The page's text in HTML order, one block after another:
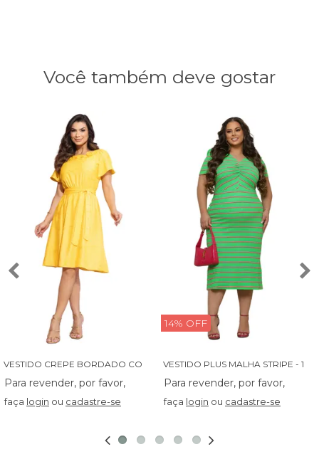
Você também deve gostar
faça login ou cadastre-se
14% OFF
faça login ou cadastre-se